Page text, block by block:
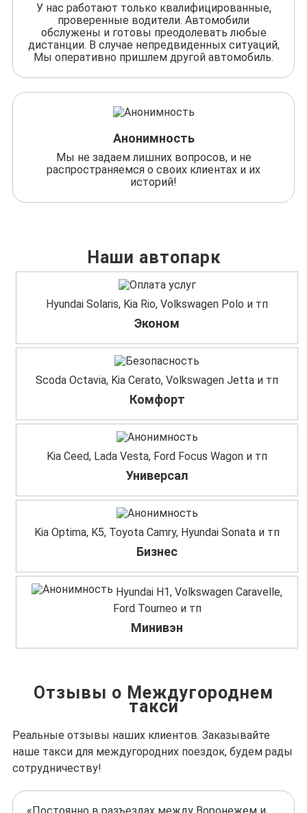
У нас работают только квалифицированные,
проверенные водители. Автомобили
обслужены и готовы преодолевать любые
дистанции. В случае непредвиденных ситуаций,
Мы оперативно пришлем другой автомобиль.
Анонимность
Мы не задаем лишних вопросов, и не
распространяемся о своих клиентах и их
историй!
Наши автопарк
Hyundai Solaris, Kia Rio, Volkswagen Polo и тп
Эконом
Scoda Octavia, Kia Cerato, Volkswagen Jetta и тп
Комфорт
Kia Ceed, Lada Vesta, Ford Focus Wagon и тп
Универсал
Kia Optima, K5, Toyota Camry, Hyundai Sonata и тп
Бизнес
Hyundai H1, Volkswagen Caravelle,
Ford Tourneo и тп
Минивэн
Отзывы о Междугороднем
такси
Реальные отзывы наших клиентов. Заказывайте
наше такси для междугородних поездок, будем рады
сотрудничеству!